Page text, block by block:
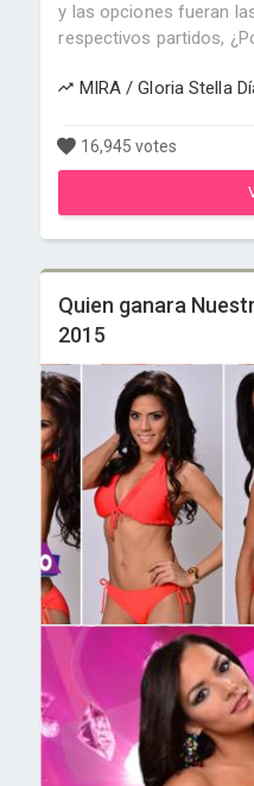
y las opciones fueran
respectivos partidos,
MIRA / Gloria Stella
16,945 votes
Quien ganara
2015